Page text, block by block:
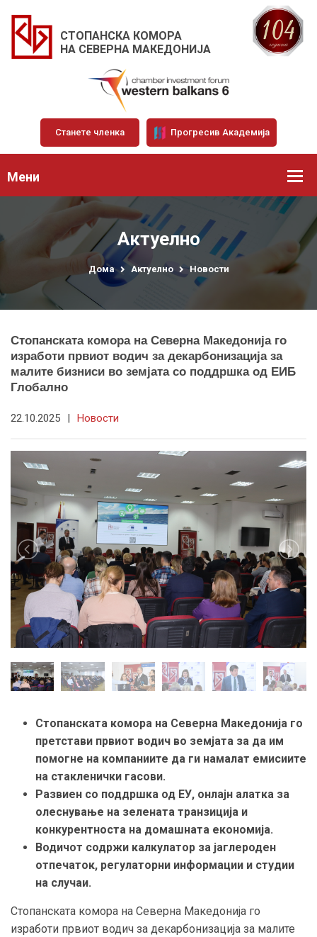
СТОПАНСКА КОМОРА
НА СЕВЕРНА МАКЕДОНИЈА
Станете членка Прогресив Академија
Мени
Актуелно
Дома Актуелно Новости
Стопанската комора на Северна Македонија го
изработи првиот водич за декарбонизација за
малите бизниси во земјата со поддршка од ЕИБ
Глобално
22.10.2025 | Новости
Стопанската комора на Северна Македонија го
претстави првиот водич во земјата за да им
помогне на компаниите да ги намалат емисиите
на стакленички гасови.
Развиен со поддршка од ЕУ, онлајн алатка за
олеснување на зелената транзиција и
конкурентноста на домашната економија.
Водичот содржи калкулатор за јаглероден
отпечаток, регулаторни информации и студии
на случаи.
Стопанската комора на Северна Македонија го
изработи првиот водич за декарбонизација за малите